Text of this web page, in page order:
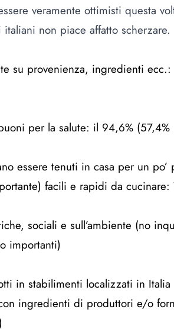
veramente ottimisti questa
non piace affatto scherzare.
su provenienza, ingredienti
per la salute: il 94,6%
essere tenuti in casa per un
facili e rapidi da cucinare:
sociali e sull’ambiente (no
importanti)
in stabilimenti localizzati in
ingredienti di produttori e/o